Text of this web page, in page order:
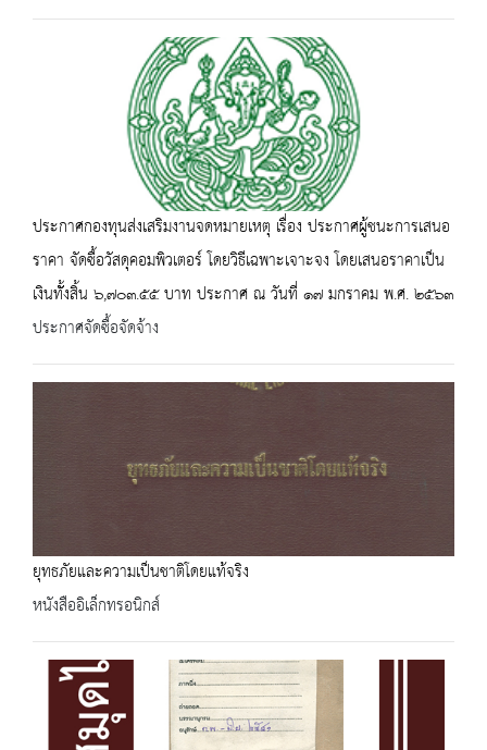
ประกาศกองทุนส่งเสริมงานจดหมายเหตุ เรื่อง ประกาศผู้ชนะการเสนอ
ราคา จัดซื้อวัสดุคอมพิวเตอร์ โดยวิธีเฉพาะเจาะจง โดยเสนอราคาเป็น
เงินทัั้งสิ้น ๖,๗๐๓.๕๕ บาท ประกาศ ณ วันที่ ๑๗ มกราคม พ.ศ. ๒๕๖๓
ประกาศจัดซื้อจัดจ้าง
ยุทธภัยและความเป็นชาติโดยแท้จริง
หนังสืออิเล็กทรอนิกส์